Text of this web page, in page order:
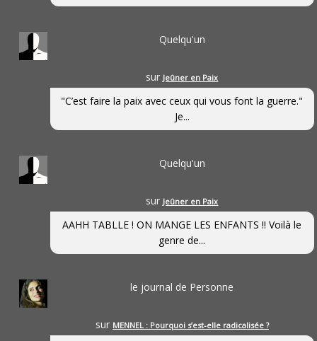
Quelqu'un
sur Jeûner en Paix
"C’est faire la paix avec ceux qui vous font la guerre."
Je...
Quelqu'un
sur Jeûner en Paix
AAHH TABLLE ! ON MANGE LES ENFANTS !! Voilà le
genre de...
le journal de Personne
sur MENNEL : Pourquoi s’est-elle radicalisée ?